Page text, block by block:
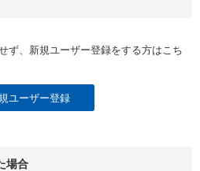
ず、新規ユーザー登録をする方はこち
ユーザー登録
場合